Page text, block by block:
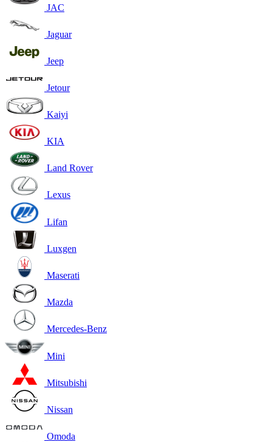
JAC
Jaguar
Jeep
Jetour
Kaiyi
KIA
Land Rover
Lexus
Lifan
Luxgen
Maserati
Mazda
Mercedes-Benz
Mini
Mitsubishi
Nissan
Omoda